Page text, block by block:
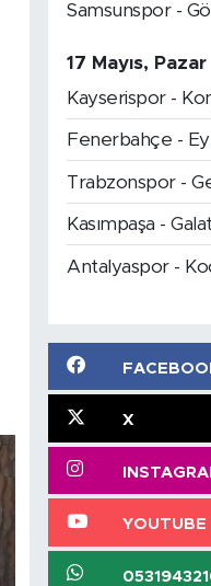
Samsunspor -
17 Mayıs, Pazar
Kayserispor -
Fenerbahçe -
Trabzonspor -
Kasımpaşa -
Antalyaspor -
X
YOUTUBE